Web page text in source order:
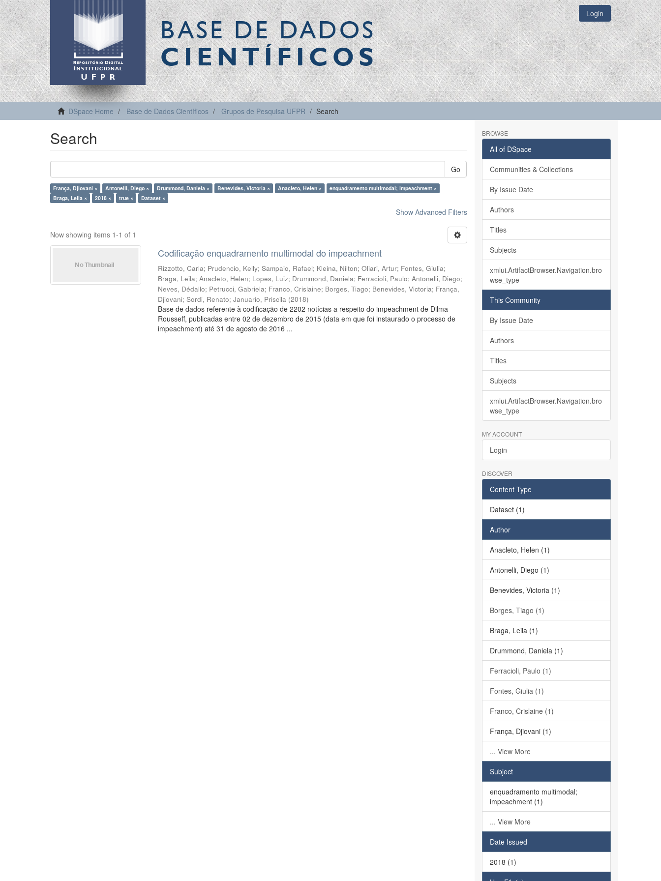
BASE DE DADOS
CIENTÍFICOS
Login
DSpace Home Base de Dados Científicos Grupos de Pesquisa UFPR Search
Search
Go
França, Djiovani × Antonelli, Diego × Drummond, Daniela × Benevides, Victoria × Anacleto, Helen ×
enquadramento multimodal; impeachment ×
Braga, Leila ×
2018 × true × Dataset ×
Show Advanced Filters
Now showing items 1-1 of 1
Codificação enquadramento multimodal do impeachment
Rizzotto, Carla; Prudencio, Kelly;Sampaio, Rafael; Kleina, Nilton;Oliari, Artur; Fontes, Giulia;
Braga, Leila;Anacleto, Helen; Lopes, Luiz; Drummond, Daniela; Ferracioli, Paulo;Antonelli, Diego;
Neves, Dédallo; Petrucci, Gabriela; Franco, Crislaine; Borges, Tiago; Benevides, Victoria; França,
Djiovani;Sordi, Renato;Januario, Priscila (2018)
Base de dados referente à codificação de 2202 notícias a respeito do impeachment de Dilma
Rousseff, publicadas entre 02 de dezembro de 2015 (data em que foi instaurado o processo de
impeachment) até 31 de agosto de 2016 ...
BROWSE
All of DSpace
Communities & Collections
By Issue Date
Authors
Titles
Subjects
xmlui.ArtifactBrowser.Navigation.bro
wse_type
This Community
By Issue Date
Authors
Titles
Subjects
xmlui.ArtifactBrowser.Navigation.bro
wse_type
MY ACCOUNT
Login
DISCOVER
Content Type
Dataset (1)
Author
Anacleto, Helen (1)
Antonelli, Diego (1)
Benevides, Victoria (1)
Borges, Tiago (1)
Braga, Leila (1)
Drummond, Daniela (1)
Ferracioli, Paulo (1)
Fontes, Giulia (1)
Franco, Crislaine (1)
França, Djiovani (1)
... View More
Subject
enquadramento multimodal;
impeachment (1)
... View More
Date Issued
2018 (1)